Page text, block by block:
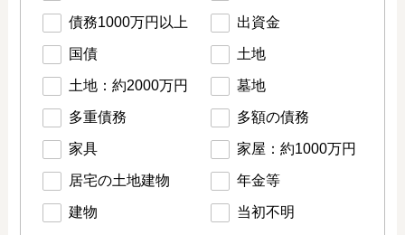
債務1000万円以上 出資金
国債 土地
土地：約2000万円 墓地
多重債務 多額の債務
家具 家屋：約1000万円
居宅の土地建物 年金等
建物 当初不明